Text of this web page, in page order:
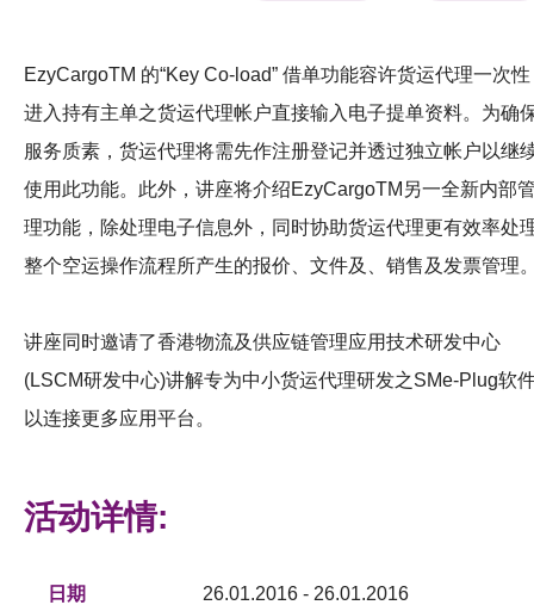
EzyCargoTM 的“Key Co-load” 借单功能容许货运代理一次性
进入持有主单之货运代理帐户直接输入电子提单资料。为确
服务质素，货运代理将需先作注册登记并透过独立帐户以继
使用此功能。此外，讲座将介绍EzyCargoTM另一全新内部
理功能，除处理电子信息外，同时协助货运代理更有效率处
整个空运操作流程所产生的报价、文件及、销售及发票管理
讲座同时邀请了香港物流及供应链管理应用技术研发中心
(LSCM研发中心)讲解专为中小货运代理研发之SMe-Plug软
以连接更多应用平台。
活动详情:
日期 26.01.2016 - 26.01.2016